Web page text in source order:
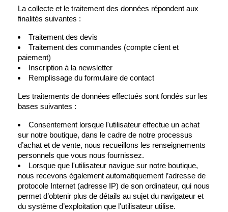
La collecte et le traitement des données répondent aux
finalités suivantes :
Traitement des devis
Traitement des commandes (compte client et
paiement)
Inscription à la newsletter
Remplissage du formulaire de contact
Les traitements de données effectués sont fondés sur les
bases suivantes :
Consentement lorsque l'utilisateur effectue un achat
sur notre boutique, dans le cadre de notre processus
d’achat et de vente, nous recueillons les renseignements
personnels que vous nous fournissez.
Lorsque que l'utilisateur navigue sur notre boutique,
nous recevons également automatiquement l’adresse de
protocole Internet (adresse IP) de son ordinateur, qui nous
permet d’obtenir plus de détails au sujet du navigateur et
du système d’exploitation que l'utilisateur utilise.